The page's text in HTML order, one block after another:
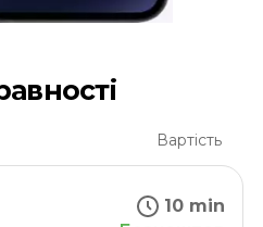
Вартість
10 min